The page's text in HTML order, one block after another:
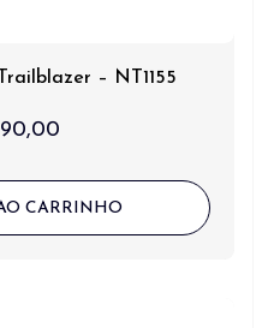
– NT1155
CARRINHO